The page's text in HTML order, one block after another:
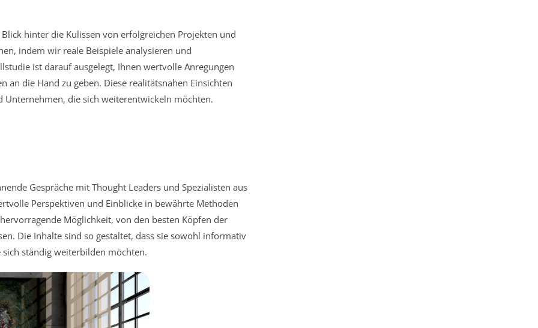
Blick hinter die Kulissen von erfolgreichen Projekten und
indem wir reale Beispiele analysieren und
ist darauf ausgelegt, Ihnen wertvolle Anregungen
an die Hand zu geben. Diese realitätsnahen Einsichten
die sich weiterentwickeln möchten.
Gespräche mit Thought Leaders und Spezialisten aus
Perspektiven und Einblicke in bewährte Methoden
Möglichkeit, von den besten Köpfen der
Die Inhalte sind so gestaltet, dass sie sowohl informativ
ständig weiterbilden möchten.